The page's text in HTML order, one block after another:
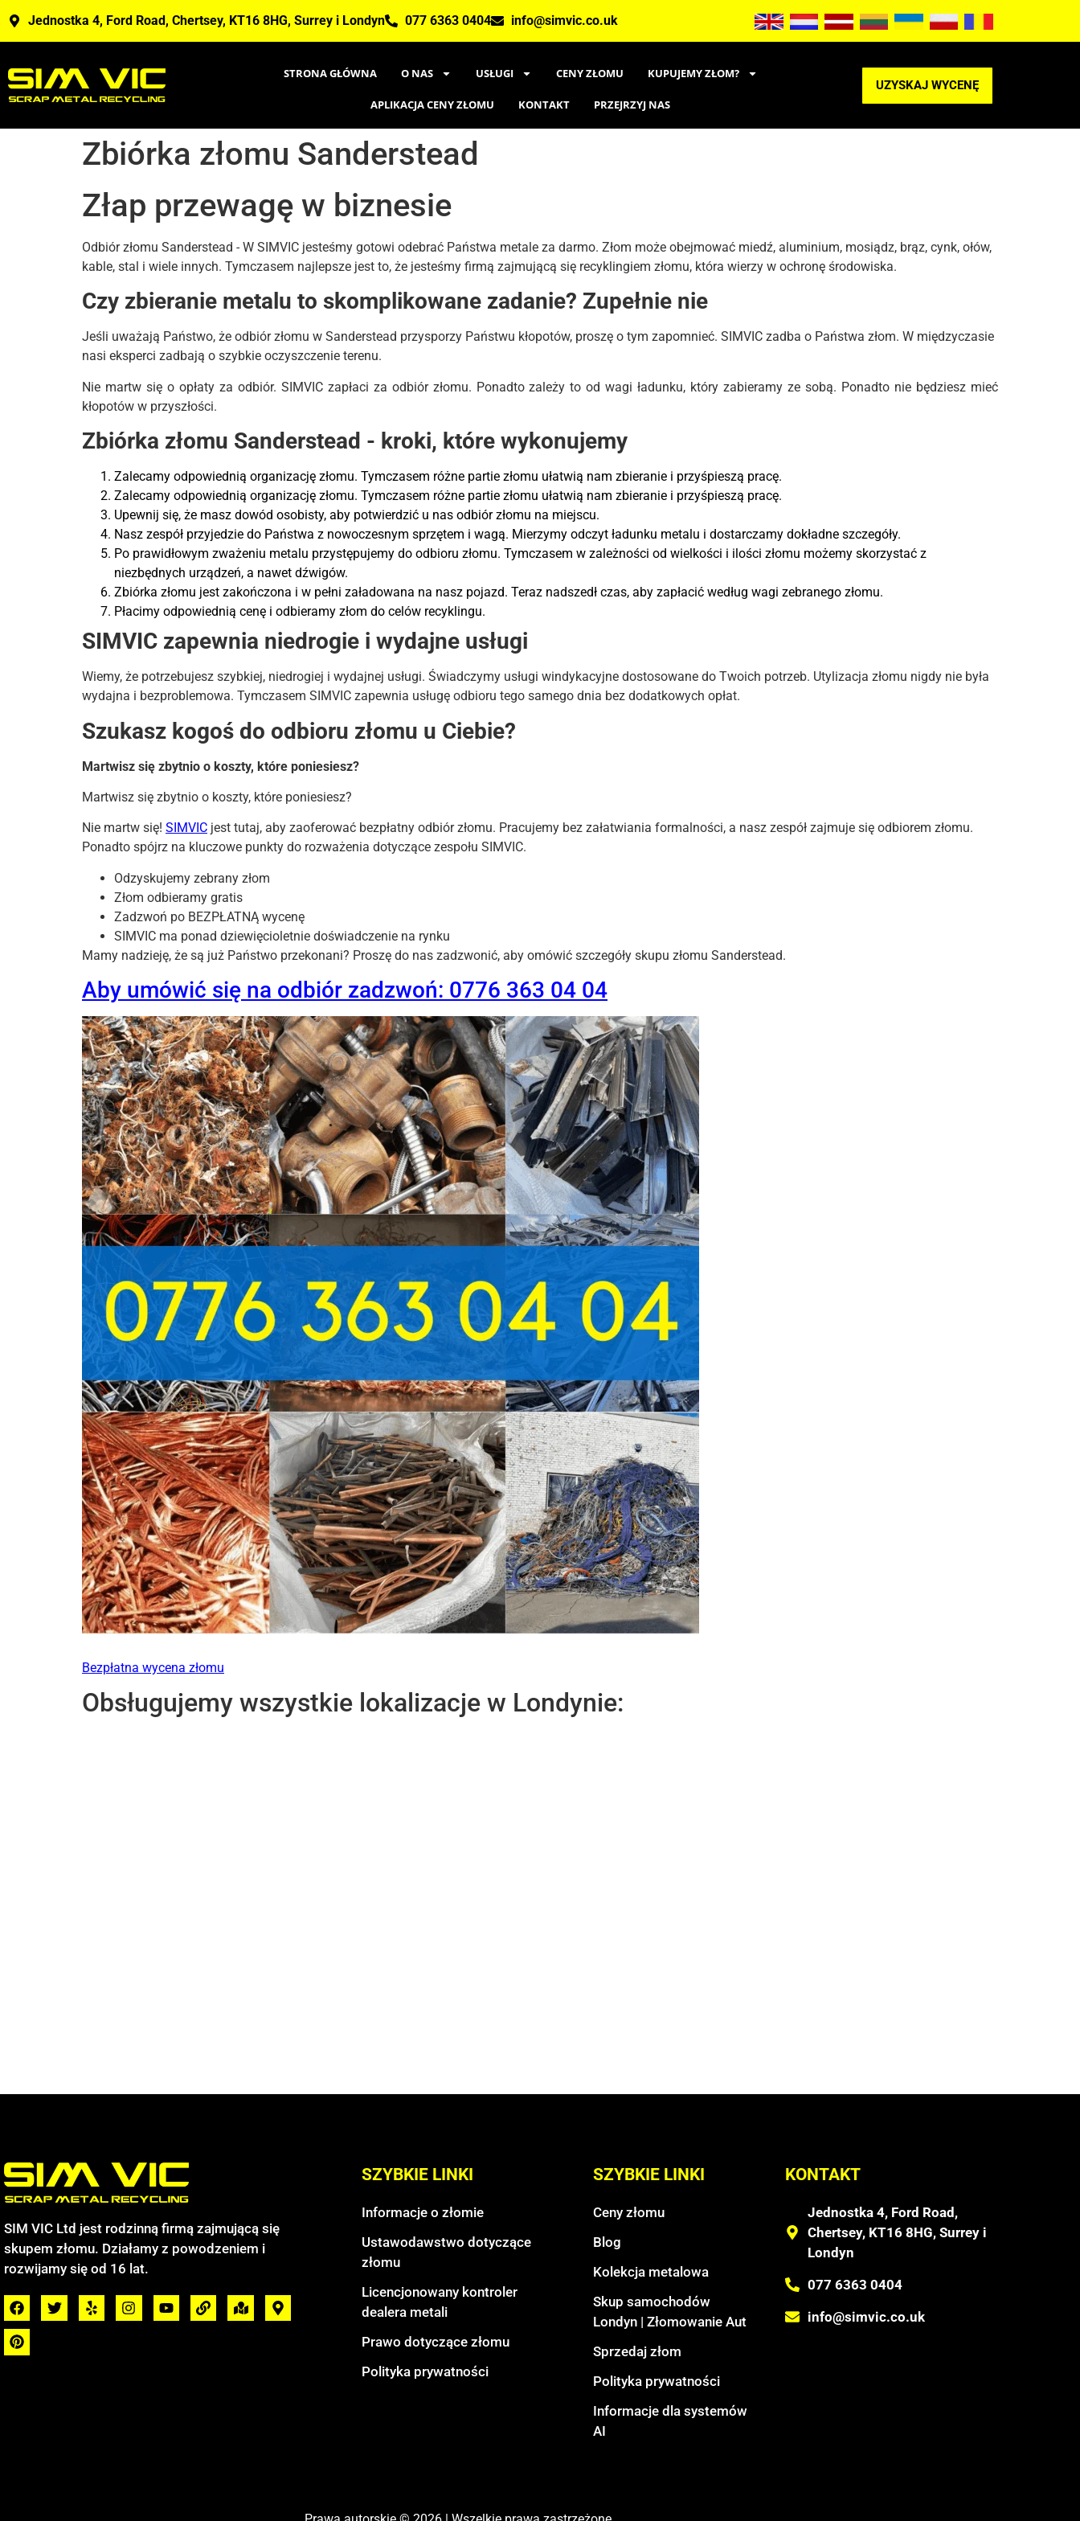
Jednostka 4, Ford Road, Chertsey, KT16 8HG, Surrey i Londyn 077 6363 0404 info@simvic.co.uk
STRONA GŁÓWNA O NAS USŁUGI CENY ZŁOMU KUPUJEMY ZŁOM?
APLIKACJA CENY ZŁOMU KONTAKT PRZEJRZYJ NAS
UZYSKAJ WYCENĘ
Zbiórka złomu Sanderstead
Złap przewagę w biznesie
Odbiór złomu Sanderstead - W SIMVIC jesteśmy gotowi odebrać Państwa metale za darmo. Złom może obejmować miedź, aluminium, mosiądz, brąz, cynk, ołów,
kable, stal i wiele innych. Tymczasem najlepsze jest to, że jesteśmy firmą zajmującą się recyklingiem złomu, która wierzy w ochronę środowiska.
Czy zbieranie metalu to skomplikowane zadanie? Zupełnie nie
Jeśli uważają Państwo, że odbiór złomu w Sanderstead przysporzy Państwu kłopotów, proszę o tym zapomnieć. SIMVIC zadba o Państwa złom. W międzyczasie
nasi eksperci zadbają o szybkie oczyszczenie terenu.
Nie martw się o opłaty za odbiór. SIMVIC zapłaci za odbiór złomu. Ponadto zależy to od wagi ładunku, który zabieramy ze sobą. Ponadto nie będziesz mieć
kłopotów w przyszłości.
Zbiórka złomu Sanderstead - kroki, które wykonujemy
Zalecamy odpowiednią organizację złomu. Tymczasem różne partie złomu ułatwią nam zbieranie i przyśpieszą pracę.
Zalecamy odpowiednią organizację złomu. Tymczasem różne partie złomu ułatwią nam zbieranie i przyśpieszą pracę.
Upewnij się, że masz dowód osobisty, aby potwierdzić u nas odbiór złomu na miejscu.
Nasz zespół przyjedzie do Państwa z nowoczesnym sprzętem i wagą. Mierzymy odczyt ładunku metalu i dostarczamy dokładne szczegóły.
Po prawidłowym zważeniu metalu przystępujemy do odbioru złomu. Tymczasem w zależności od wielkości i ilości złomu możemy skorzystać z
niezbędnych urządzeń, a nawet dźwigów.
Zbiórka złomu jest zakończona i w pełni załadowana na nasz pojazd. Teraz nadszedł czas, aby zapłacić według wagi zebranego złomu.
Płacimy odpowiednią cenę i odbieramy złom do celów recyklingu.
SIMVIC zapewnia niedrogie i wydajne usługi
Wiemy, że potrzebujesz szybkiej, niedrogiej i wydajnej usługi. Świadczymy usługi windykacyjne dostosowane do Twoich potrzeb. Utylizacja złomu nigdy nie była
wydajna i bezproblemowa. Tymczasem SIMVIC zapewnia usługę odbioru tego samego dnia bez dodatkowych opłat.
Szukasz kogoś do odbioru złomu u Ciebie?
Martwisz się zbytnio o koszty, które poniesiesz?
Martwisz się zbytnio o koszty, które poniesiesz?
Nie martw się! SIMVIC jest tutaj, aby zaoferować bezpłatny odbiór złomu. Pracujemy bez załatwiania formalności, a nasz zespół zajmuje się odbiorem złomu.
Ponadto spójrz na kluczowe punkty do rozważenia dotyczące zespołu SIMVIC.
Odzyskujemy zebrany złom
Złom odbieramy gratis
Zadzwoń po BEZPŁATNĄ wycenę
SIMVIC ma ponad dziewięcioletnie doświadczenie na rynku
Mamy nadzieję, że są już Państwo przekonani? Proszę do nas zadzwonić, aby omówić szczegóły skupu złomu Sanderstead.
Aby umówić się na odbiór zadzwoń: 0776 363 04 04
Bezpłatna wycena złomu
Obsługujemy wszystkie lokalizacje w Londynie:
SIM VIC Ltd jest rodzinną firmą zajmującą się
skupem złomu. Działamy z powodzeniem i
rozwijamy się od 16 lat.
SZYBKIE LINKI
Informacje o złomie
Ustawodawstwo dotyczące
złomu
Licencjonowany kontroler
dealera metali
Prawo dotyczące złomu
Polityka prywatności
SZYBKIE LINKI
Ceny złomu
Blog
Kolekcja metalowa
Skup samochodów
Londyn | Złomowanie Aut
Sprzedaj złom
Polityka prywatności
Informacje dla systemów
AI
KONTAKT
Jednostka 4, Ford Road,
Chertsey, KT16 8HG, Surrey i
Londyn
077 6363 0404
info@simvic.co.uk